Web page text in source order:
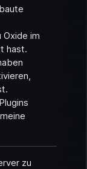
im
hast.
zu